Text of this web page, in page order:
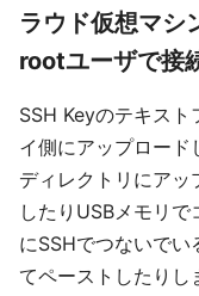
ラウド仮想マ
rootユーザで接
SSH Keyのテキス
イ側にアップロー
ディレクトリにアッ
したりUSBメモリ
にSSHでつないでい
てペーストしたりし